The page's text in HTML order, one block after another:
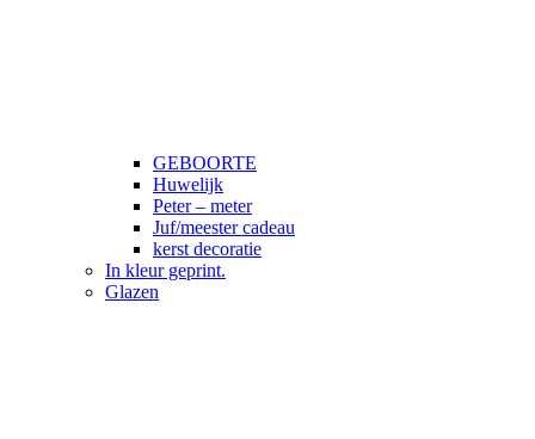
GEBOORTE
Huwelijk
Peter – meter
Juf/meester cadeau
kerst decoratie
In kleur geprint.
Glazen